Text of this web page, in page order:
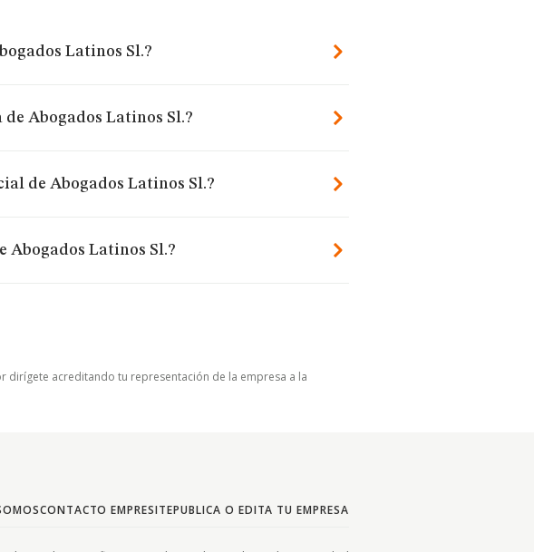
Latinos Sl.?
Abogados Latinos Sl.?
de Abogados Latinos Sl.?
Abogados Latinos Sl.?
dirígete acreditando tu representación de la empresa a la
CONTACTO EMPRESITEPUBLICA O EDITA TU EMPRESA